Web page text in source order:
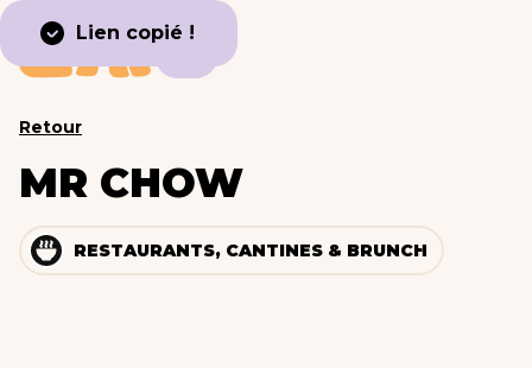
Lien copié !
Retour
MR CHOW
RESTAURANTS, CANTINES & BRUNCH